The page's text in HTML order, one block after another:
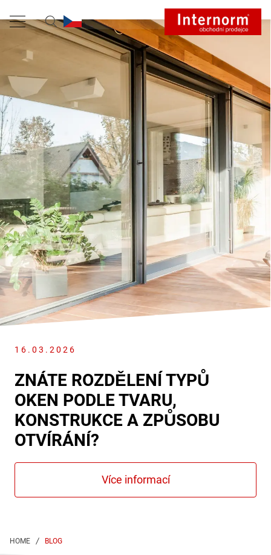
16.03.2026
ZNÁTE ROZDĚLENÍ TYPŮ
OKEN PODLE TVARU,
KONSTRUKCE A ZPŮSOBU
OTVÍRÁNÍ?
BLOG